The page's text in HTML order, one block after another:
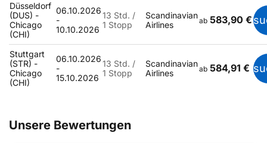
Düsseldorf
(DUS) -
Chicago
(CHI)
06.10.2026
-
10.10.2026
13 Std. /
1 Stopp
Scandinavian
Airlines
ab 583,90 €
Stuttgart
(STR) -
Chicago
(CHI)
06.10.2026
-
15.10.2026
13 Std. /
1 Stopp
Scandinavian
Airlines
ab 584,91 €
Unsere Bewertungen